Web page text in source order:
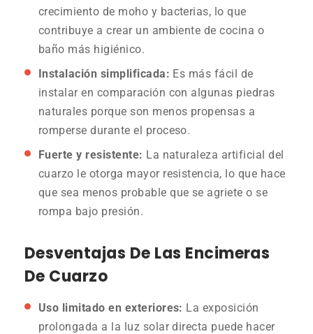
crecimiento de moho y bacterias, lo que
contribuye a crear un ambiente de cocina o
baño más higiénico.
Instalación simplificada: Es más fácil de
instalar en comparación con algunas piedras
naturales porque son menos propensas a
romperse durante el proceso.
Fuerte y resistente: La naturaleza artificial del
cuarzo le otorga mayor resistencia, lo que hace
que sea menos probable que se agriete o se
rompa bajo presión.
Desventajas De Las Encimeras
De Cuarzo
Uso limitado en exteriores: La exposición
prolongada a la luz solar directa puede hacer